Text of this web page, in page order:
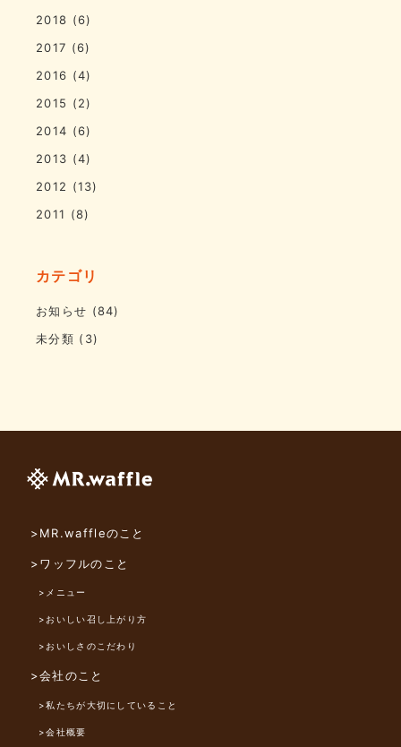
2018 (6)
2017 (6)
2016 (4)
2015 (2)
2014 (6)
2013 (4)
2012 (13)
2011 (8)
カテゴリ
お知らせ (84)
未分類 (3)
>MR.waffleのこと
>ワッフルのこと
>メニュー
>おいしい召し上がり方
>おいしさのこだわり
>会社のこと
>私たちが大切にしていること
>会社概要